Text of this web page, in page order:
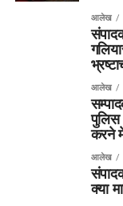
आलेख
आलेख
पुलिस
करने
आलेख
क्या